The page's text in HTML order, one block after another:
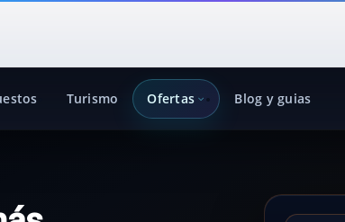
Turismo Ofertas Blog y guias